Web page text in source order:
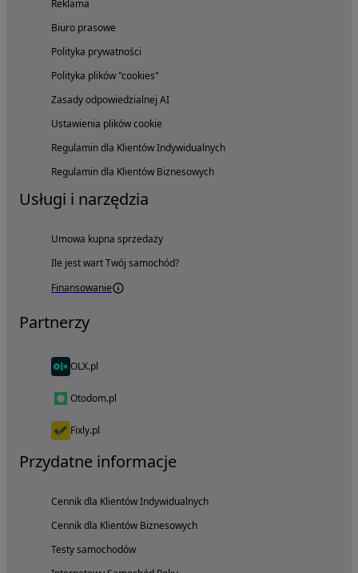
Reklama
Biuro prasowe
Polityka prywatności
Polityka plików "cookies"
Zasady odpowiedzialnej AI
Ustawienia plików cookie
Regulamin dla Klientów Indywidualnych
Regulamin dla Klientów Biznesowych
Usługi i narzędzia
Umowa kupna sprzedaży
Ile jest wart Twój samochód?
Finansowanie
Partnerzy
OLX.pl
Otodom.pl
Fixly.pl
Przydatne informacje
Cennik dla Klientów Indywidualnych
Cennik dla Klientów Biznesowych
Testy samochodów